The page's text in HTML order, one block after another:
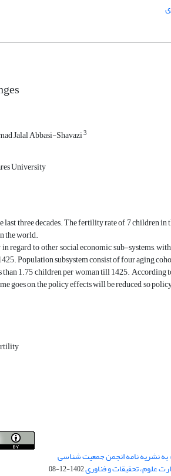
Jalal Abbasi-Shavazi3
University
three decades. The fertility rate of 7 children
the world.
regard to other social economic sub-systems,
Population subsystem consist of four aging
1.75 children per woman till 1425.
on, the policy effects will be reduced, so
نشریه نامه انجمن جمعیت شناسی
علوم، تحقیقات و فناوری1402-12-08